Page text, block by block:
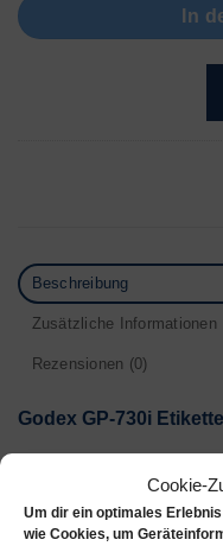
Cookie-
Um dir ein optimales
wie Cookies, um
In
Beschreibung
Zusätzliche Informationen
Rezensionen (0)
Godex GP-730i
die schnellen,
besonders